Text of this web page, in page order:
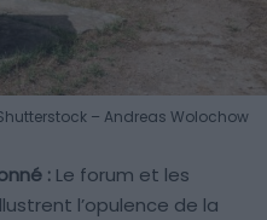
– Andreas Wolochow
: Le forum et les
l’opulence de la